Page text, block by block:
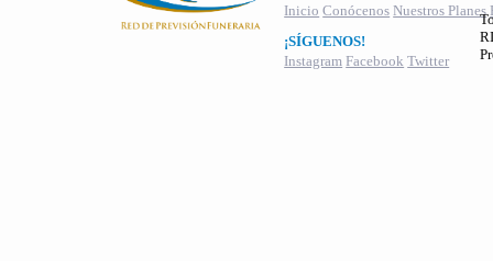
Inicio Conócenos Nuestros Planes
¡SÍGUENOS!
Instagram Facebook Twitter